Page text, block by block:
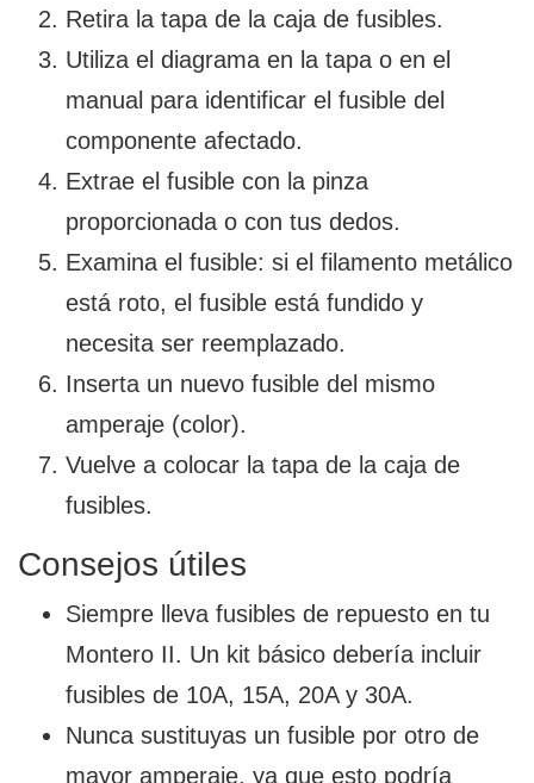
Retira la tapa de la caja de fusibles.
Utiliza el diagrama en la tapa o en el
manual para identificar el fusible del
componente afectado.
Extrae el fusible con la pinza
proporcionada o con tus dedos.
Examina el fusible: si el filamento metálico
está roto, el fusible está fundido y
necesita ser reemplazado.
Inserta un nuevo fusible del mismo
amperaje (color).
Vuelve a colocar la tapa de la caja de
fusibles.
Consejos útiles
Siempre lleva fusibles de repuesto en tu
Montero II. Un kit básico debería incluir
fusibles de 10A, 15A, 20A y 30A.
Nunca sustituyas un fusible por otro de
mayor amperaje, ya que esto podría